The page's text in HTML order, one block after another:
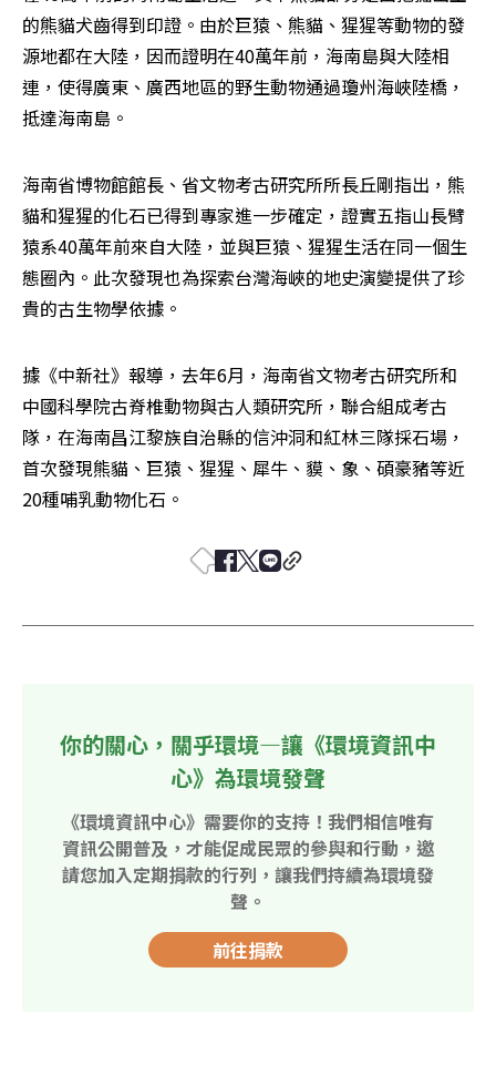
的熊貓犬齒得到印證。由於巨猿、熊貓、猩猩等動物的發
源地都在大陸，因而證明在40萬年前，海南島與大陸相
連，使得廣東、廣西地區的野生動物通過瓊州海峽陸橋，
抵達海南島。
海南省博物館館長、省文物考古研究所所長丘剛指出，熊
貓和猩猩的化石已得到專家進一步確定，證實五指山長臂
猿系40萬年前來自大陸，並與巨猿、猩猩生活在同一個生
態圈內。此次發現也為探索台灣海峽的地史演變提供了珍
貴的古生物學依據。
據《中新社》報導，去年6月，海南省文物考古研究所和
中國科學院古脊椎動物與古人類研究所，聯合組成考古
隊，在海南昌江黎族自治縣的信沖洞和紅林三隊採石場，
首次發現熊貓、巨猿、猩猩、犀牛、貘、象、碩豪豬等近
20種哺乳動物化石。
你的關心，關乎環境—讓《環境資訊中
心》為環境發聲
《環境資訊中心》需要你的支持！我們相信唯有
資訊公開普及，才能促成民眾的參與和行動，邀
請您加入定期捐款的行列，讓我們持續為環境發
聲。
前往捐款